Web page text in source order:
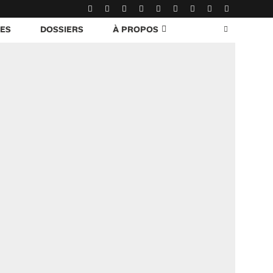
DOSSIERS À PROPOS